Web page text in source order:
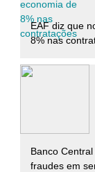
EAF diz que
8% nas
Banco
fraudes em